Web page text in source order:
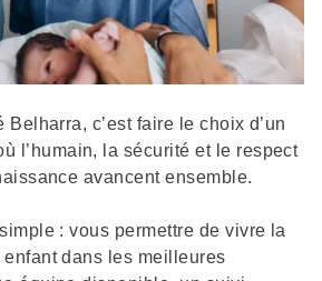
c’est faire le choix d’un
l’humain, la sécurité et le respect
avancent ensemble.
: vous permettre de vivre la
dans les meilleures